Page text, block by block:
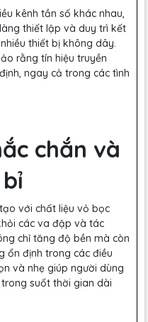
kênh tần số khác nhau,
thiết lập và duy trì kết
thiết bị không dây.
rằng tín hiệu truyền
ngay cả trong các tình
chắn và
với chất liệu vỏ bọc
các va đập và tác
chỉ tăng độ bền mà còn
ổn định trong các điều
và nhẹ giúp người dùng
suốt thời gian dài